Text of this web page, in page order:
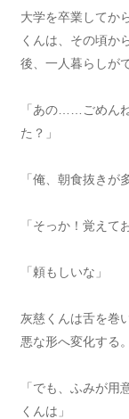
大学を卒業してか
くんは、その頃か
後、一人暮らしが
「あの……ごめん
た？」
「俺、朝食抜きが
「そっか！覚えて
「頼もしいな」
灰慈くんは舌を巻
悪な形へ変化する。
「でも、ふみが
くんは」